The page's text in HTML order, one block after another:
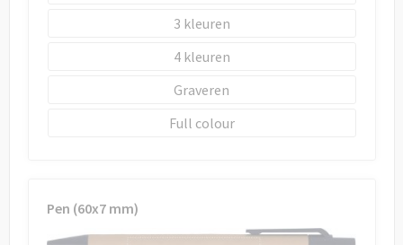
3
4
Graveren
Full colour
Pen (60x7 mm)